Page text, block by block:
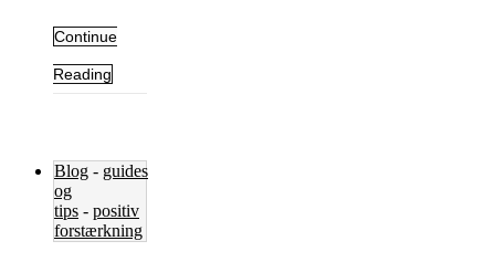
Continue
Reading
Blog - guides
og
tips - positiv
forstærkning